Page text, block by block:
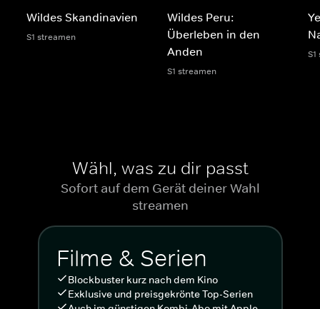
Wildes Skandinavien
S1 streamen
Wildes Peru:
Überleben in den
Anden
S1 streamen
Wähl, was zu dir passt
Sofort auf dem Gerät deiner Wahl
streamen
Filme & Serien
Blockbuster kurz nach dem Kino
Exklusive und preisgekrönte Top-Serien